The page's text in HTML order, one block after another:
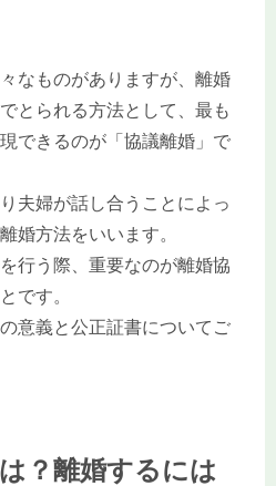
なものがありますが、離婚
とられる方法として、最も
できるのが「協議離婚」で
夫婦が話し合うことによっ
婚方法をいいます。
行う際、重要なのが離婚協
です。
意義と公正証書についてご
？離婚するには